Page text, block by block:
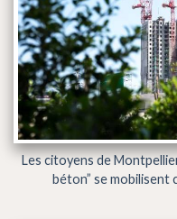
Les citoyens de
béton” se mobilisent